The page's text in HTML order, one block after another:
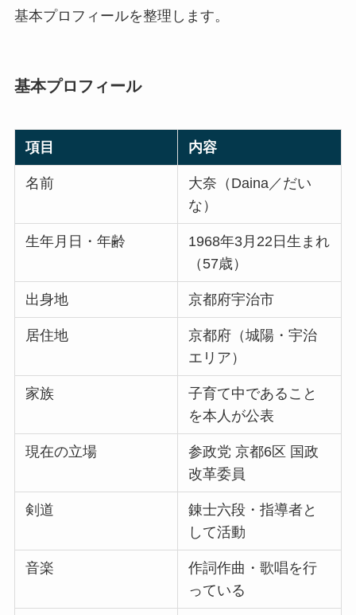
基本プロフィールを整理します。
基本プロフィール
項目 内容
名前
大奈（Daina／だい
な）
生年月日・年齢
1968年3月22日生まれ
（57歳）
出身地 京都府宇治市
居住地
京都府（城陽・宇治
エリア）
家族
子育て中であること
を本人が公表
現在の立場
参政党 京都6区 国政
改革委員
剣道
錬士六段・指導者と
して活動
音楽
作詞作曲・歌唱を行
っている